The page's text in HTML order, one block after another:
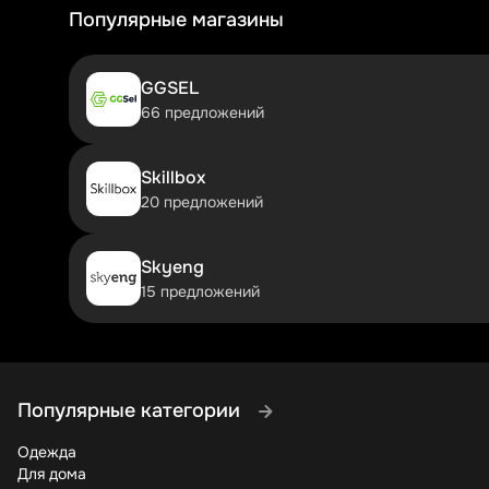
первым со скидкой?
Популярные магазины
GGSEL
66 предложений
Skillbox
20 предложений
Skyeng
15 предложений
Популярные категории
Одежда
Для дома